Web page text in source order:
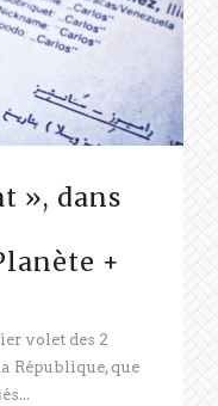
», dans
+
volet des 2
République, que